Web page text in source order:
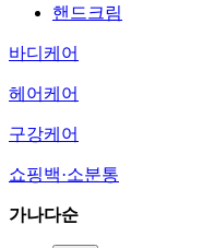
핸드크림
바디케어
헤어케어
구강케어
쇼핑백·소분통
가나다순